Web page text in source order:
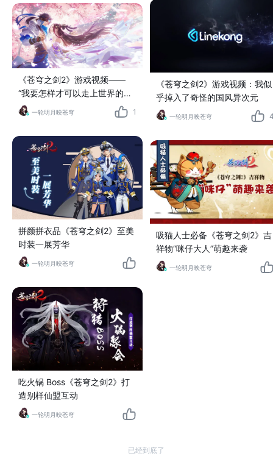
《苍穹之剑2》游戏视频——
“我要怎样才可以走上世界的舞
台”
一轮明月映苍穹 1
拼颜拼衣品《苍穹之剑2》至美
时装一展芳华
一轮明月映苍穹
吃火锅 Boss《苍穹之剑2》打
造别样仙盟互动
一轮明月映苍穹
《苍穹之剑2》游戏视频：我似
乎掉入了奇怪的国风异次元
一轮明月映苍穹
吸猫人士必备《苍穹之剑2》吉
祥物“咪仔大人”萌趣来袭
一轮明月映苍穹
已经到底了